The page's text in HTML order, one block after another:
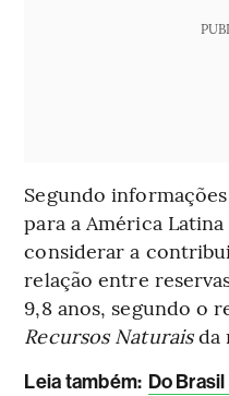
Segundo
para a América
considerar a
relação entre
9,8 anos, segundo o
Recursos Naturaisda
Leia também: Do